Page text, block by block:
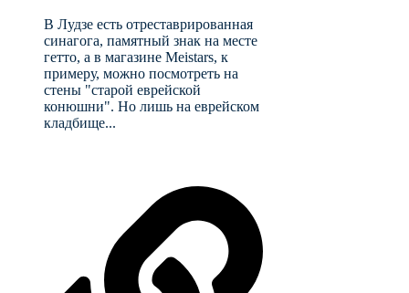
В Лудзе есть отреставрированная
синагога, памятный знак на месте
гетто, а в магазине Meistars, к
примеру, можно посмотреть на
стены "старой еврейской
конюшни". Но лишь на еврейском
кладбище...